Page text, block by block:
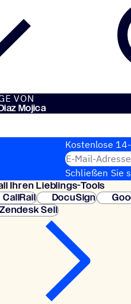
VON
Mojica
Kosten­lose
E-Mail-Adresse
Schließen Sie
erforderlich.
Ihren Lieblings-Tools
CallRail DocuSign
Zendesk Sell